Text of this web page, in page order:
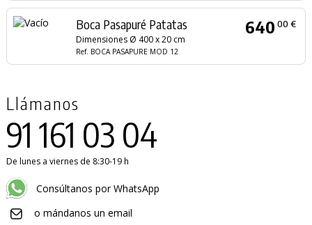
Boca Pasapuré Patatas
Dimensiones Ø 400 x 20 cm
Ref. BOCA PASAPURE MOD 12
640 00 €
Llámanos
91 161 03 04
De lunes a viernes de 8:30-19 h
Consúltanos por WhatsApp
o mándanos un email